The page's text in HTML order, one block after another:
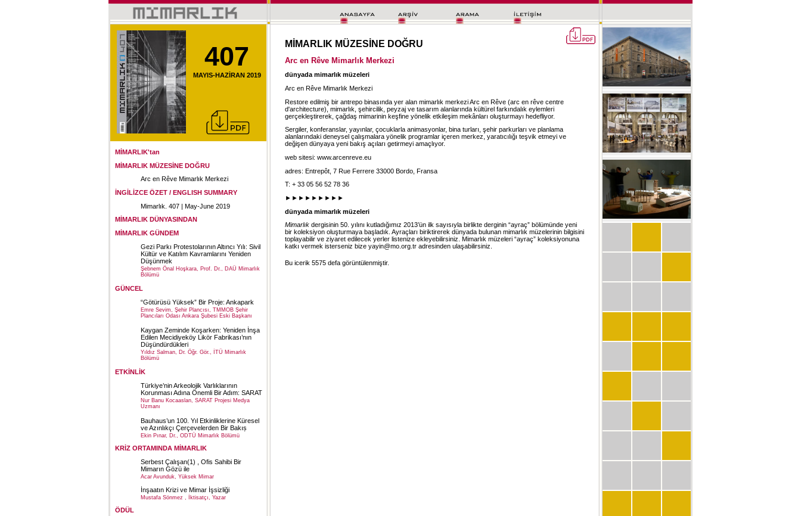
407
MAYIS-HAZİRAN 2019
MİMARLIK'tan
MİMARLIK MÜZESİNE DOĞRU
Arc en Rêve Mimarlık Merkezi
İNGİLİZCE ÖZET / ENGLISH SUMMARY
Mimarlık. 407 | May-June 2019
MİMARLIK DÜNYASINDAN
MİMARLIK GÜNDEM
Gezi Parkı Protestolarının Altıncı Yılı: Sivil
Kültür ve Katılım Kavramlarını Yeniden
Düşünmek
Şebnem Önal Hoşkara, Prof. Dr., DAÜ Mimarlık
Bölümü
GÜNCEL
“Götürüsü Yüksek” Bir Proje: Ankapark
Emre Sevim, Şehir Plancısı, TMMOB Şehir
Plancıları Odası Ankara Şubesi Eski Başkanı
Kaygan Zeminde Koşarken: Yeniden İnşa
Edilen Mecidiyeköy Likör Fabrikası’nın
Düşündürdükleri
Yıldız Salman, Dr. Öğr. Gör., İTÜ Mimarlık
Bölümü
ETKİNLİK
Türkiye’nin Arkeolojik Varlıklarının
Korunması Adına Önemli Bir Adım: SARAT
Nur Banu Kocaaslan, SARAT Projesi Medya
Uzmanı
Bauhaus’un 100. Yıl Etkinliklerine Küresel
ve Azınlıkçı Çerçevelerden Bir Bakıṣ
Ekin Pınar, Dr., ODTÜ Mimarlık Bölümü
KRİZ ORTAMINDA MİMARLIK
Serbest Çalışan(1) , Ofis Sahibi Bir
Mimarın Gözü ile
Acar Avunduk, Yüksek Mimar
İnşaatın Krizi ve Mimar İşsizliği
Mustafa Sönmez , İktisatçı, Yazar
ÖDÜL
MİMARLIK MÜZESİNE DOĞRU
Arc en Rêve Mimarlık Merkezi
dünyada mimarlık müzeleri
Arc en Rêve Mimarlık Merkezi
Restore edilmiş bir antrepo binasında yer alan mimarlık merkezi Arc en Rêve (arc en rêve centre
d'architecture), mimarlık, şehircilik, peyzaj ve tasarım alanlarında kültürel farkındalık eylemleri
gerçekleştirerek, çağdaş mimarinin keşfine yönelik etkileşim mekânları oluşturmayı hedefliyor.
Sergiler, konferanslar, yayınlar, çocuklarla animasyonlar, bina turları, şehir parkurları ve planlama
alanlarındaki deneysel çalışmalara yönelik programlar içeren merkez, yaratıcılığı teşvik etmeyi ve
değişen dünyaya yeni bakış açıları getirmeyi amaçlıyor.
web sitesi: www.arcenreve.eu
adres: Entrepôt, 7 Rue Ferrere 33000 Bordo, Fransa
T: + 33 05 56 52 78 36
►►►►►►►►►
dünyada mimarlık müzeleri
Mimarlık dergisinin 50. yılını kutladığımız 2013’ün ilk sayısıyla birlikte derginin “ayraç” bölümünde yeni
bir koleksiyon oluşturmaya başladık. Ayraçları biriktirerek dünyada bulunan mimarlık müzelerinin bilgisini
toplayabilir ve ziyaret edilecek yerler listenize ekleyebilirsiniz. Mimarlık müzeleri “ayraç” koleksiyonuna
katkı vermek isterseniz bize yayin@mo.org.tr adresinden ulaşabilirsiniz.
Bu icerik 5575 defa görüntülenmiştir.